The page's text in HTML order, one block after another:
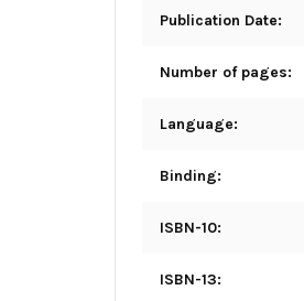
Publication Date:
Number of pages:
Language:
Binding:
ISBN-10:
ISBN-13: